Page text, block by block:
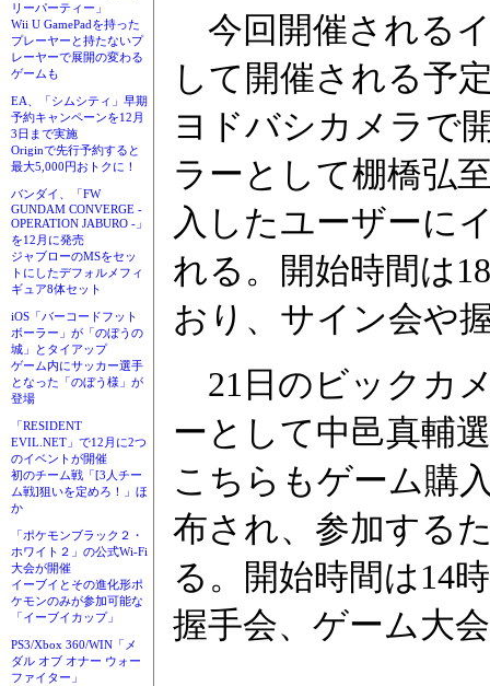
リーパーティー」
Wii U GamePadを持った
プレーヤーと持たないプ
レーヤーで展開の変わる
ゲームも
EA、「シムシティ」早期
予約キャンペーンを12月
3日まで実施
Originで先行予約すると
最大5,000円おトクに！
バンダイ、「FW
GUNDAM CONVERGE -
OPERATION JABURO -」
を12月に発売
ジャブローのMSをセッ
トにしたデフォルメフィ
ギュア8体セット
iOS「バーコードフット
ボーラー」が「のぼうの
城」とタイアップ
ゲーム内にサッカー選手
となった「のぼう様」が
登場
「RESIDENT
EVIL.NET」で12月に2つ
のイベントが開催
初のチーム戦「[3人チー
ム戦]狙いを定めろ！」ほ
か
「ポケモンブラック２・
ホワイト２」の公式Wi-Fi
大会が開催
イーブイとその進化形ポ
ケモンのみが参加可能な
「イーブイカップ」
PS3/Xbox 360/WIN「メ
ダル オブ オナー ウォー
ファイター」
今回開催される
して開催される予
ヨドバシカメラで
ラーとして棚橋弘
入したユーザーに
れる。開始時間は
おり、サイン会や
21日のビックカ
ーとして中邑真輔
こちらもゲーム購
布され、参加する
る。開始時間は14
握手会、ゲーム大